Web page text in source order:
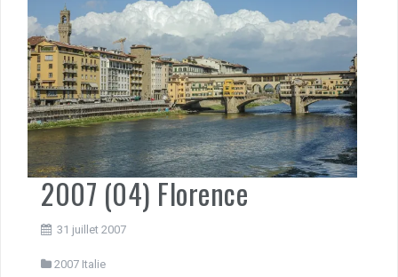
2007 (04) Florence
31 juillet 2007
2007 Italie